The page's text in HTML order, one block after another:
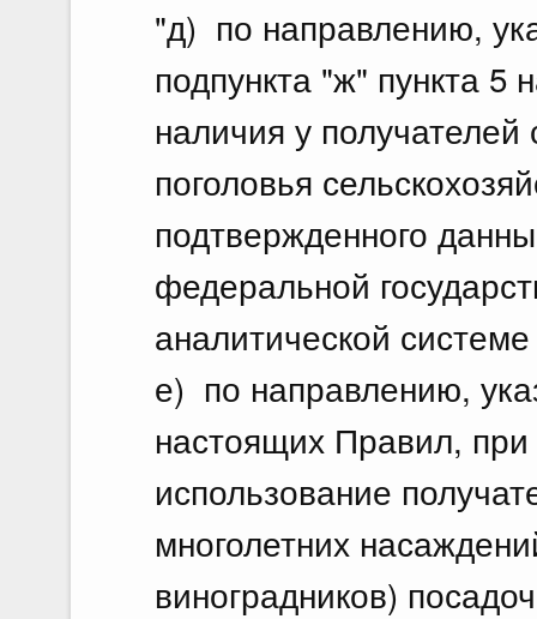
"д) по направлению,
подпункта "ж" пункта
наличия у получателей
поголовья
подтвержденного
федеральной
аналитической
е) по направлению,
настоящих Правил,
использование
многолетних
виноградников)